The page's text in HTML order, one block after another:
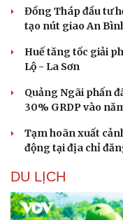
Đồng Tháp đầu tư
tạo nút giao An
Huế tăng tốc giải
Lộ - La Sơn
Quảng Ngãi phấn
30% GRDP vào
Tạm hoãn xuất
động tại địa chỉ
DU LỊCH